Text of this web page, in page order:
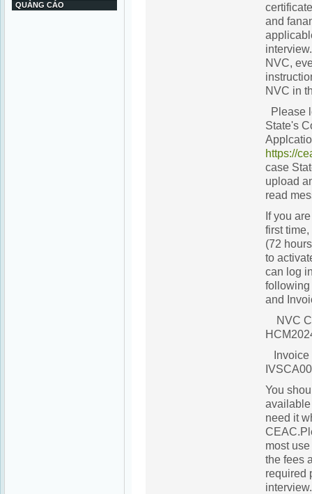
QUẢNG CÁO
and
NVC,
NVC in
Please
State's
https://
case
upload
read
If you
first
(72
to
can log
following
and
NVC
Invoice
You
need it
most
the fees
required